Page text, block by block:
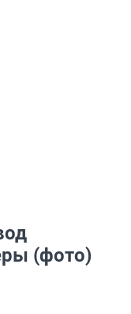
(фото)